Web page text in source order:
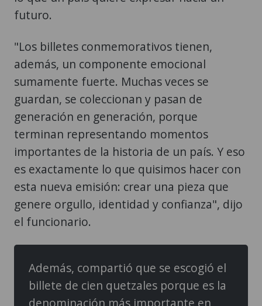
futuro.
"Los billetes conmemorativos tienen,
además, un componente emocional
sumamente fuerte. Muchas veces se
guardan, se coleccionan y pasan de
generación en generación, porque
terminan representando momentos
importantes de la historia de un país. Y eso
es exactamente lo que quisimos hacer con
esta nueva emisión: crear una pieza que
genere orgullo, identidad y confianza", dijo
el funcionario.
Además, compartió que se escogió el
billete de cien quetzales porque es la